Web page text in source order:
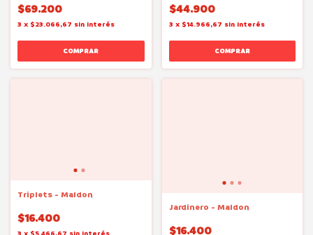
$69.200
3 x $23.066,67 sin interés
$44.900
3 x $14.966,67 sin interés
Triplets - Maldon
$16.400
Jardinero - Maldon
$16.400